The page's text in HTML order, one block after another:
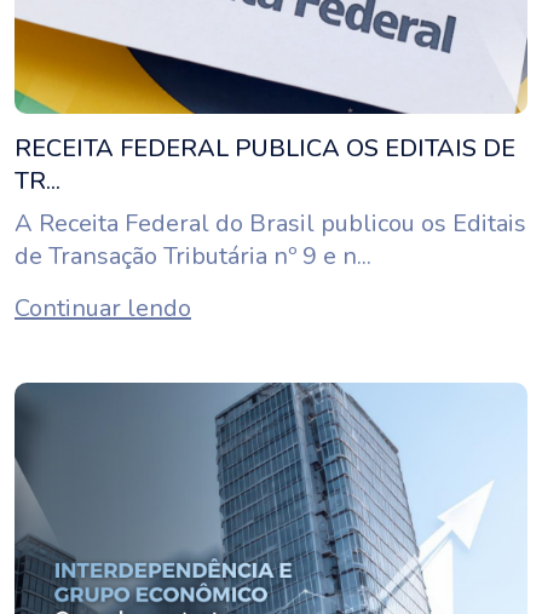
RECEITA FEDERAL PUBLICA OS EDITAIS DE
TR...
A Receita Federal do Brasil publicou os Editais
de Transação Tributária nº 9 e n...
Continuar lendo